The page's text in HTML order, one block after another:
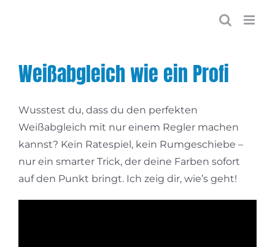
Weißabgleich wie ein Profi
Wusstest du, dass du den perfekten
Weißabgleich mit nur einem Regler machen
kannst? Kein Ratespiel, kein Rumgeschiebe –
nur ein smarter Trick, der deine Farben sofort
auf den Punkt bringt. Ich zeig dir, wie’s geht!